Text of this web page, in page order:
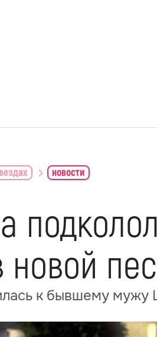
новости
новой
к бывшему мужу